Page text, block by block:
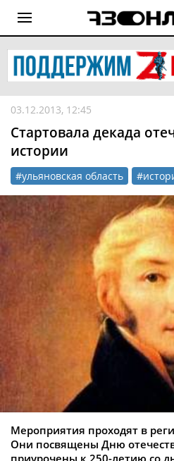
03.12.2013, 12:45
Стартовала декада
истории
#ульяновская область
Мероприятия проходят в
Они посвящены Дню